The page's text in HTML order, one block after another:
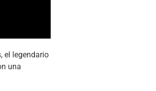
el legendario
una